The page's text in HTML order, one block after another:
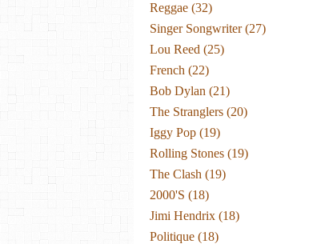
Reggae (32)
Singer Songwriter(27)
Lou Reed (25)
French (22)
Bob Dylan (21)
The Stranglers (20)
Iggy Pop (19)
Rolling Stones (19)
The Clash (19)
2000's (18)
Jimi Hendrix (18)
Politique (18)